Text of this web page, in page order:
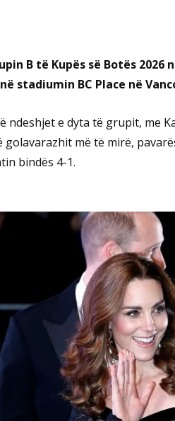
B të Kupës së Botës
stadiumin BC Place në
ndeshjet e dyta të grupit, me
më të mirë,
bindës 4-1.